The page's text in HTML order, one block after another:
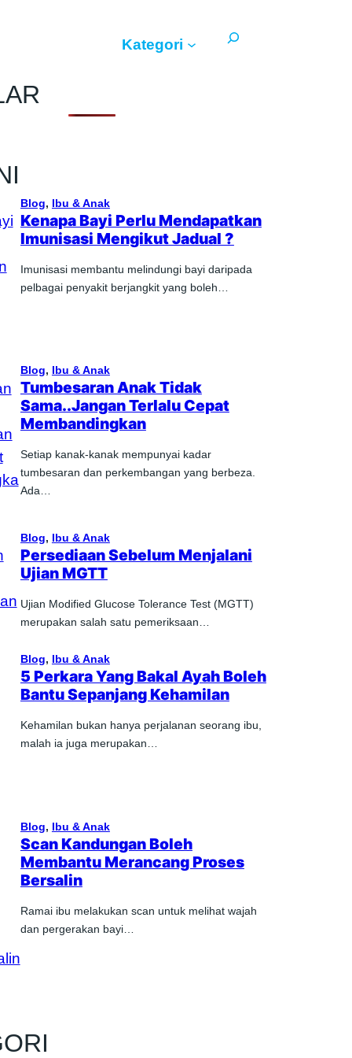
Kategori
Blog, Ibu & Anak
Kenapa Bayi Perlu Mendapatkan
Imunisasi Mengikut Jadual ?
Imunisasi membantu melindungi bayi daripada
pelbagai penyakit berjangkit yang boleh…
Blog, Ibu & Anak
Tumbesaran Anak Tidak
Sama..Jangan Terlalu Cepat
Membandingkan
Setiap kanak-kanak mempunyai kadar
tumbesaran dan perkembangan yang berbeza.
Ada…
Blog, Ibu & Anak
Persediaan Sebelum Menjalani
Ujian MGTT
Ujian Modified Glucose Tolerance Test (MGTT)
merupakan salah satu pemeriksaan…
Blog, Ibu & Anak
5 Perkara Yang Bakal Ayah Boleh
Bantu Sepanjang Kehamilan
Kehamilan bukan hanya perjalanan seorang ibu,
malah ia juga merupakan…
Blog, Ibu & Anak
Scan Kandungan Boleh
Membantu Merancang Proses
Bersalin
Ramai ibu melakukan scan untuk melihat wajah
dan pergerakan bayi…